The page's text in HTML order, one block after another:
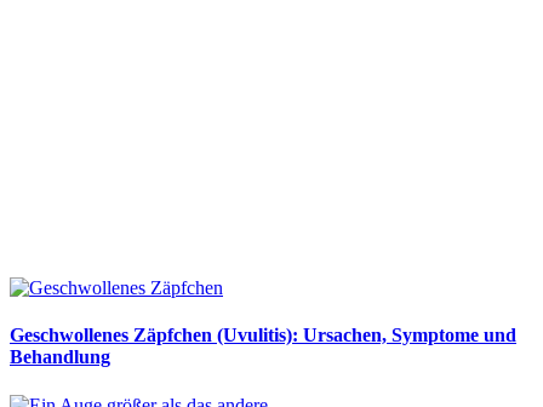
Geschwollenes Zäpfchen (Uvulitis): Ursachen, Symptome und
Behandlung